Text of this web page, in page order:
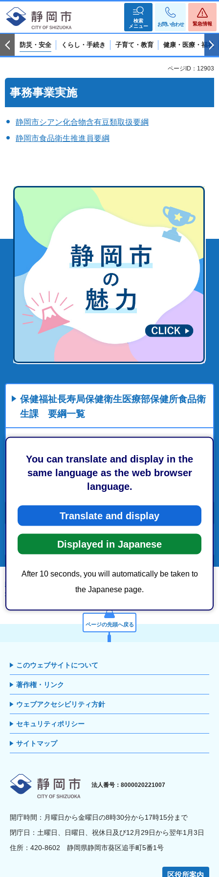
You can translate and display in the
same language as the web browser
language.
Translate and display
Displayed in Japanese
After 10 seconds, you will automatically be taken to
the Japanese page.
検索
メニュー
お問い合わせ 緊急情報
防災・安全 くらし・手続き 子育て・教育 健康・医療・福祉
ページID：12903
事務事業実施
静岡市シアン化合物含有豆類取扱要綱
静岡市食品衛生推進員要綱
保健福祉長寿局保健衛生医療部保健所食品衛
生課 要綱一覧
便利ガイド
静岡市トップページ
健衛生医療部保健所食品衛生課 要綱一覧> 事務事業実施
ページの先頭へ戻る
このウェブサイトについて
著作権・リンク
ウェブアクセシビリティ方針
セキュリティポリシー
サイトマップ
静岡市
法人番号：8000020221007
開庁時間：月曜日から金曜日の8時30分から17時15分まで
閉庁日：土曜日、日曜日、祝休日及び12月29日から翌年1月3日
住所：420-8602 静岡県静岡市葵区追手町5番1号
区役所案内